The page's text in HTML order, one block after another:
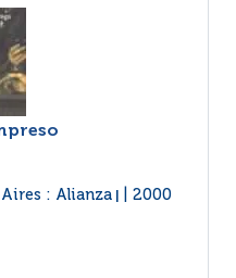
Aires : Alianza 2000